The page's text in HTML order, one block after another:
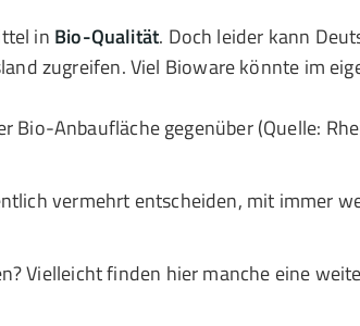
in Bio-Qualität. Doch leider kann
zugreifen. Viel Bioware könnte im
Bio-Anbaufläche gegenüber (Quelle:
vermehrt entscheiden, mit immer
Vielleicht finden hier manche eine